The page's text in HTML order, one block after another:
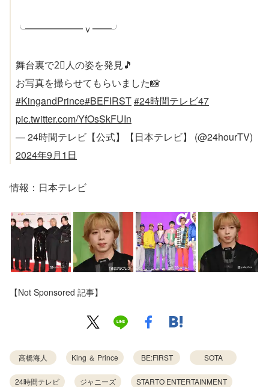
╰━━━━━━ｖ━━╯
舞台裏で2⃣人の姿を発見🎵
お写真を撮らせてもらいました📸
#KingandPrince#BEFIRST#24時間テレビ47
pic.twitter.com/YfOsSkFUIn
— 24時間テレビ【公式】【日本テレビ】 (@24hourTV)
2024年9月1日
情報：日本テレビ
【Not Sponsored 記事】
高橋海人 King ＆ Prince BE:FIRST SOTA
24時間テレビ ジャニーズ STARTO ENTERTAINMENT